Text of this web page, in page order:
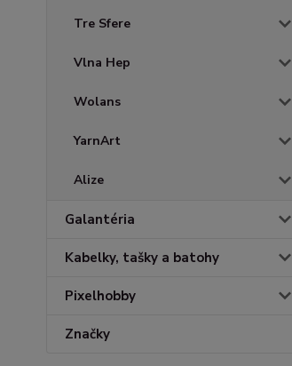
Tre Sfere
Vlna Hep
Wolans
YarnArt
Alize
Galantéria
Kabelky, tašky a batohy
Pixelhobby
Značky